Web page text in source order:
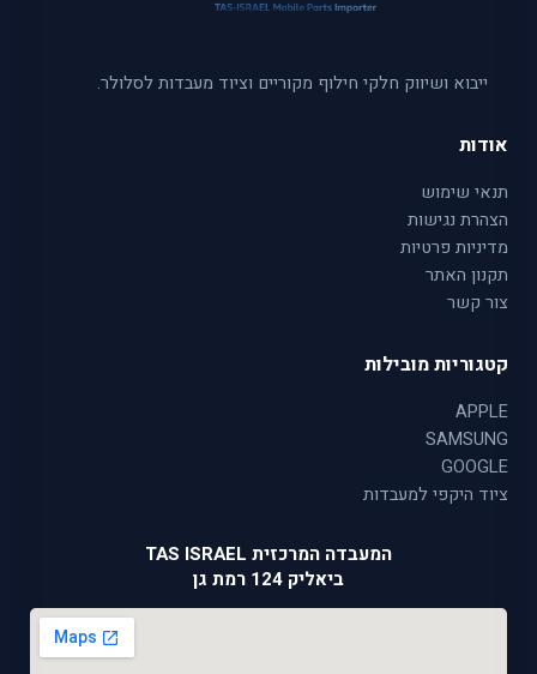
ייבוא ושיווק חלקי חילוף מקוריים וציוד מעבדות לסלולר.
אודות
תנאי שימוש
הצהרת נגישות
מדיניות פרטיות
תקנון האתר
צור קשר
קטגוריות מובילות
APPLE
SAMSUNG
GOOGLE
ציוד היקפי למעבדות
המעבדה המרכזית TAS ISRAEL
ביאליק 124 רמת גן